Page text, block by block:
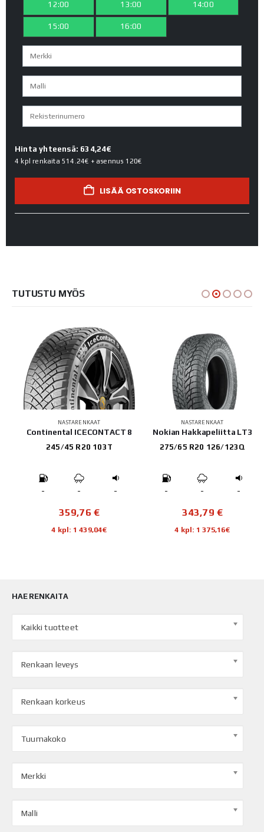
12:00 13:00 14:00
15:00 16:00
Hinta yhteensä: 634,24€
4 kpl renkaita 514.24€ + asennus 120€
LISÄÄ OSTOSKORIIN
TUTUSTU MYÖS
NASTARENKAAT
Continental ICECONTACT 8
245/45 R20 103T
- - -
359,76€
4 kpl: 1 439,04€
NASTARENKAAT
Nokian Hakkapeliitta LT3
275/65 R20 126/123Q
- - -
343,79€
4 kpl: 1 375,16€
HAE RENKAITA
Kaikki tuotteet
Renkaan leveys
Renkaan korkeus
Tuumakoko
Merkki
Malli